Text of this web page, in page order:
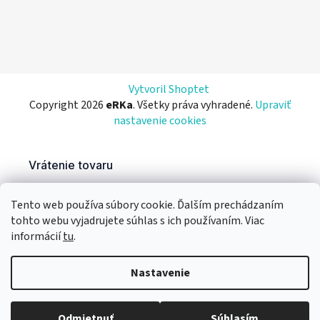
Tento web používa súbory cookie. Ďalším prechádzaním
tohto webu vyjadrujete súhlas s ich používaním. Viac
informáciítu.
Nastavenie
Vytvoril Shoptet
Copyright 2026 eRKa. Všetky práva vyhradené. Upraviť
nastavenie cookies